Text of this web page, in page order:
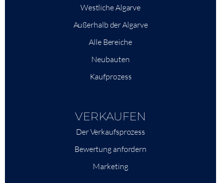
Westliche Algarve
Außerhalb der Algarve
Alle Bereiche
Neubauten
Kaufprozess
VERKAUFEN
Der Verkaufsprozess
Bewertung anfordern
Marketing